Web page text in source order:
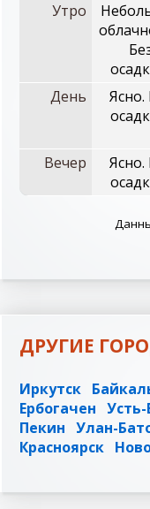
Утро
День
Ясно.
Вечер
Ясно.
ДРУГИЕ
Иркутск
Ербогачен Усть-
Пекин Улан-
Красноярск